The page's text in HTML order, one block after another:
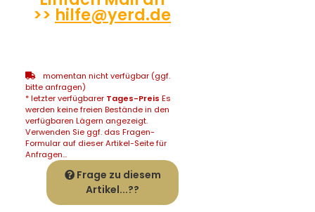
>> hilfe@yerd.de
momentan nicht verfügbar (ggf.
bitte anfragen)
* letzter verfügbarer Tages-Preis Es
werden keine freien Bestände in den
verfügbaren Lägern angezeigt.
Verwenden Sie ggf. das Fragen-
Formular auf dieser Artikel-Seite für
Anfragen...
Frage zu diesem
Artikel...??